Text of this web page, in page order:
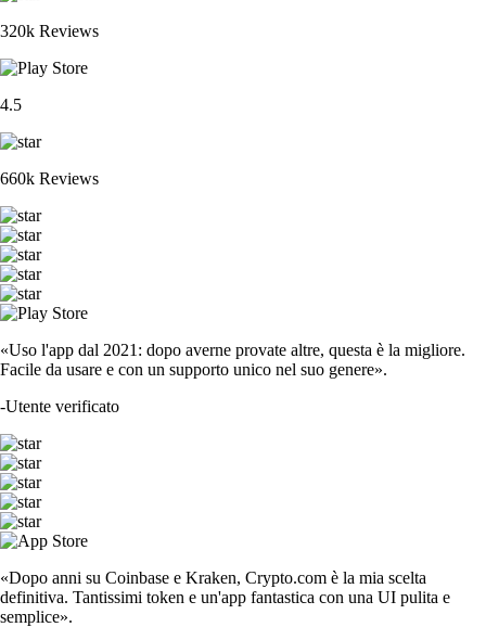
320k Reviews
4.5
660k Reviews
«Uso l'app dal 2021: dopo averne provate altre, questa è la migliore.
Facile da usare e con un supporto unico nel suo genere».
-Utente verificato
«Dopo anni su Coinbase e Kraken, Crypto.com è la mia scelta
definitiva. Tantissimi token e un'app fantastica con una UI pulita e
semplice».